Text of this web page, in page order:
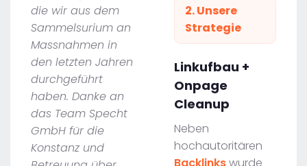
die wir aus dem
Sammelsurium an
Massnahmen in
den letzten Jahren
durchgeführt
haben. Danke an
das Team Specht
GmbH für die
Konstanz und
2. Unsere
Strategie
Linkufbau +
Onpage
Cleanup
Neben
hochautoritären
Backlinkswurde